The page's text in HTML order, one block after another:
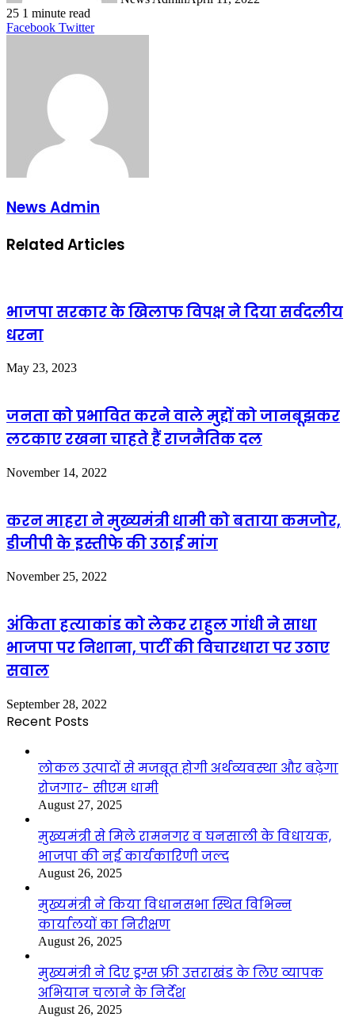
25 1 minute read
Facebook TwitterLinkedIn
Tumblr
Pinterest
Reddit
VKontakte
Share
Print
News Admin
Related Articles
भाजपा सरकार के खिलाफ विपक्ष ने दिया सर्वदलीय
धरना
May 23, 2023
जनता को प्रभावित करने वाले मुद्दों को जानबूझकर
लटकाए रखना चाहते हैं राजनैतिक दल
November 14, 2022
करन माहरा ने मुख्यमंत्री धामी को बताया कमजोर,
डीजीपी के इस्तीफे की उठाई मांग
November 25, 2022
अंकिता हत्याकांड को लेकर राहुल गांधी ने साधा
भाजपा पर निशाना, पार्टी की विचारधारा पर उठाए
सवाल
September 28, 2022
Recent Posts
लोकल उत्पादों से मजबूत होगी अर्थव्यवस्था और बढ़ेगा
रोजगार- सीएम धामी
August 27, 2025
मुख्यमंत्री से मिले रामनगर व घनसाली के विधायक,
भाजपा की नई कार्यकारिणी जल्द
August 26, 2025
मुख्यमंत्री ने किया विधानसभा स्थित विभिन्न
कार्यालयों का निरीक्षण
August 26, 2025
मुख्यमंत्री ने दिए ड्रग्स फ्री उत्तराखंड के लिए व्यापक
अभियान चलाने के निर्देश
August 26, 2025